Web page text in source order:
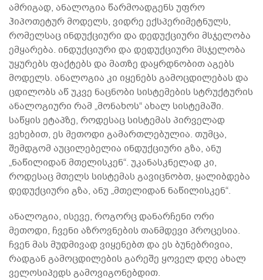
ამრიგად, ანალოგია წარმოადგენს უფრო
ჰიპოთეტურ მოდელს, ვიდრე ექსპერიმეტნულს,
რომელსაც ინდუქციური და დედუქციური მსჯელობა
ემყარება. ინდუქციური და დედუქციური მსჯელობა
უყურებს ფაქტებს და მათზე დაყრდნობით აგებს
მოდელს. ანალოგია კი იყენებს გამოცდილებას და
ცდილობს აწ უკვე ნაცნობი სისტემების სტრუქტურის
ანალოგიური რამ „მონახოს“ ახალ სისტემაში.
საწყის ეტაპზე, როდესაც სისტემას პირველად
ვეხებით, ეს მეთოდი გამართლებულია. თუმცა,
შემდგომ აუცილებელია ინდუქციური გზა, ანუ
„ნაწილიდან მთელისკენ“. უკანასკნელად კი,
როდესაც მთელს სისტემას გავიცნობთ, ყალიბდება
დედუქციური გზა, ანუ „მთელიდან ნაწილისკენ“.
ანალოგია, ისევე, როგორც დანარჩენი ორი
მეთოდი, ჩვენი აზროვნების თანმდევი პროცესია.
ჩვენ მას მუდმივად ვიყენებთ და ეს ბუნებრივია,
რადგან გამოცდილების გარეშე ყოველ დღე ახალ
ველოსიპედს გამოვიგონებდით.